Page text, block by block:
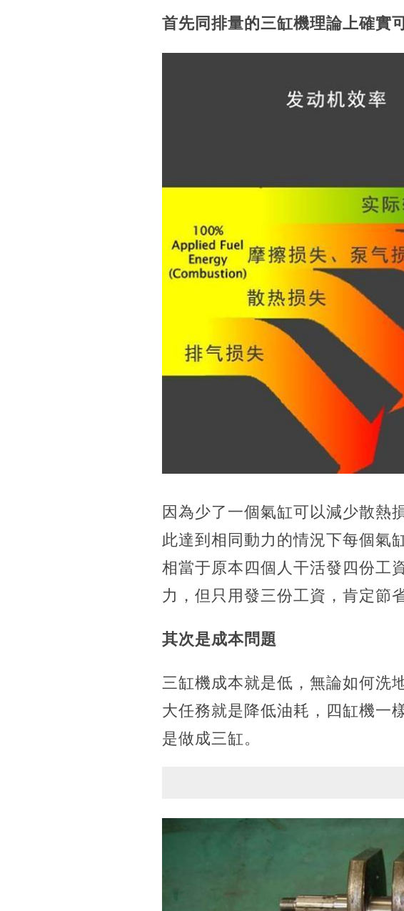
首先同排量的三缸機理論上確實
因為少了一個氣缸可以減少散熱
此達到相同動力的情況下每個氣
相當于原本四個人干活發四份工
力，但只用發三份工資，肯定節
其次是成本問題
三缸機成本就是低，無論如何洗
大任務就是降低油耗，四缸機一
是做成三缸。